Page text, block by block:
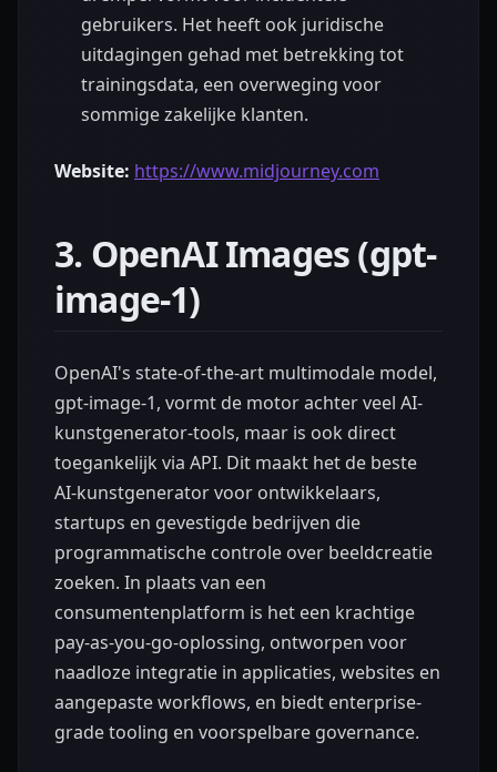
gebruikers. Het heeft ook juridische
uitdagingen gehad met betrekking tot
trainingsdata, een overweging voor
sommige zakelijke klanten.
Website: https://www.midjourney.com
3. OpenAI Images (gpt-
image-1)
OpenAI's state-of-the-art multimodale model,
gpt-image-1, vormt de motor achter veel AI-
kunstgenerator-tools, maar is ook direct
toegankelijk via API. Dit maakt het de beste
AI-kunstgenerator voor ontwikkelaars,
startups en gevestigde bedrijven die
programmatische controle over beeldcreatie
zoeken. In plaats van een
consumentenplatform is het een krachtige
pay-as-you-go-oplossing, ontworpen voor
naadloze integratie in applicaties, websites en
aangepaste workflows, en biedt enterprise-
grade tooling en voorspelbare governance.